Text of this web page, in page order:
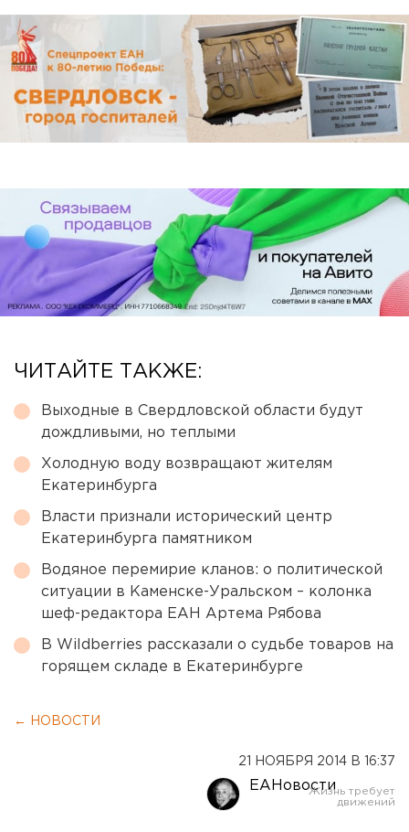
ЧИТАЙТЕ ТАКЖЕ:
Выходные в Свердловской области будут
дождливыми, но теплыми
Холодную воду возвращают жителям
Екатеринбурга
Власти признали исторический центр
Екатеринбурга памятником
Водяное перемирие кланов: о политической
ситуации в Каменске-Уральском – колонка
шеф-редактора ЕАН Артема Рябова
В Wildberries рассказали о судьбе товаров на
горящем складе в Екатеринбурге
← НОВОСТИ
21 НОЯБРЯ 2014 В 16:37
ЕАНовости